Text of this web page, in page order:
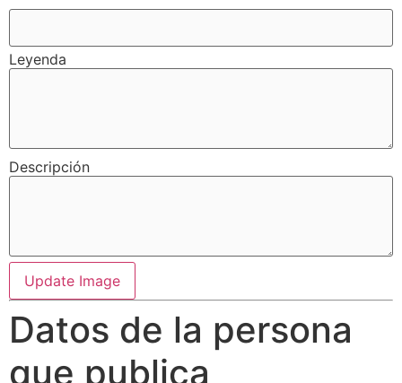
Leyenda
Descripción
Update Image
Datos de la persona
que publica